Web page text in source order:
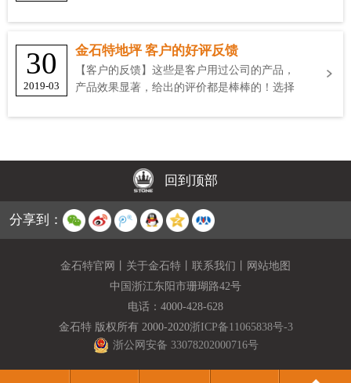
30
2019-03
金石特地坪 客户的好评反馈
【客户的反馈】这些是客户用过公司的产品，
产品效果显著，给出的评价都是棒棒的！选择
回到顶部
分享到：
金石特官网 关于金石特 联系我们
网站地图
中国浙江东阳市珊瑚路42号
电话： 4000-428-628
金石特 版权所有 2000-2020浙ICP备11065838号-3
浙公网安备 33078202000716号